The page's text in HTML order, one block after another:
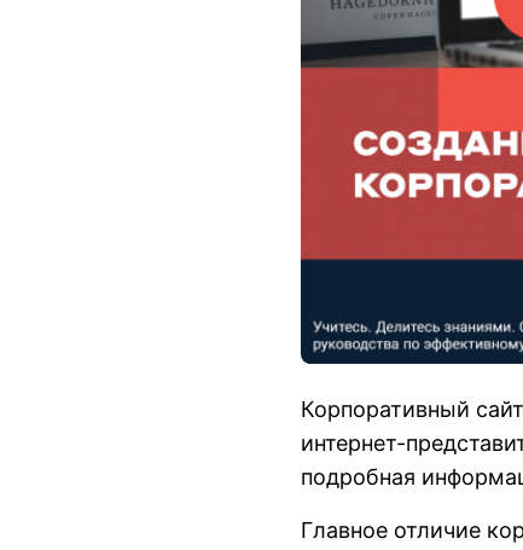
Корпоративный
интернет-
подробная
Главное отличие